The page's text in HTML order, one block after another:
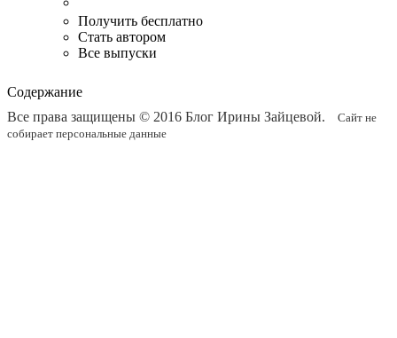
Получить бесплатно
Стать автором
Все выпуски
Содержание
Все права защищены © 2016 Блог Ирины Зайцевой.
Сайт не
собирает персональные данные